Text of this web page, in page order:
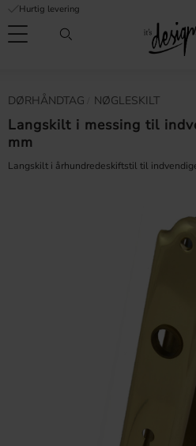
Menu
Hurtig levering
DØRHÅNDTAG NØGLESKILT
Langskilt i messing til
mm
Langskilt i århundredeskiftstil til
Ofte stillede